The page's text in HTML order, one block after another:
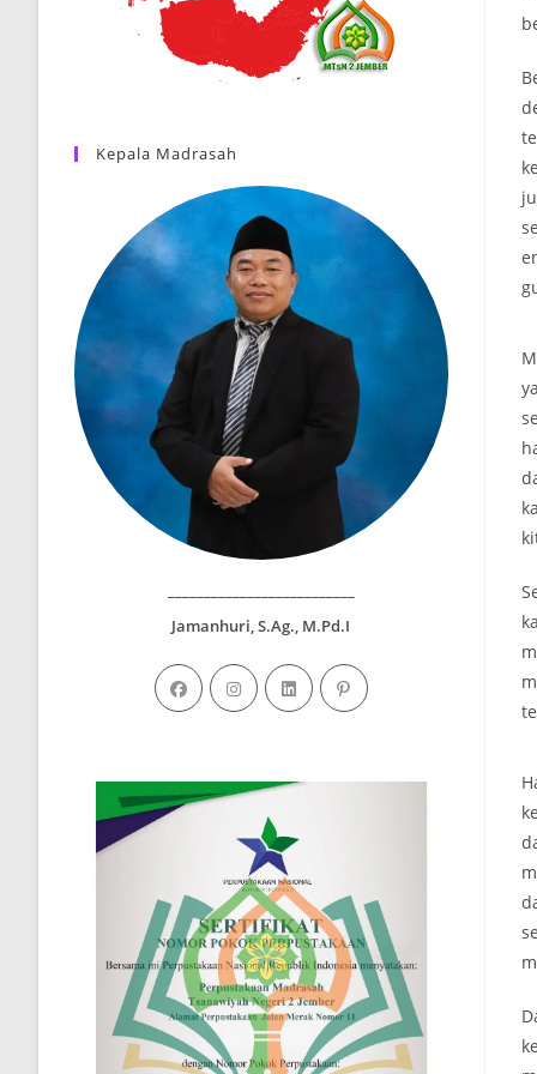
Kepala Madrasah
Jamanhuri, S.Ag., M.Pd.I